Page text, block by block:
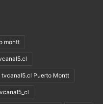
montt
tvcanal5.cl Puerto Montt